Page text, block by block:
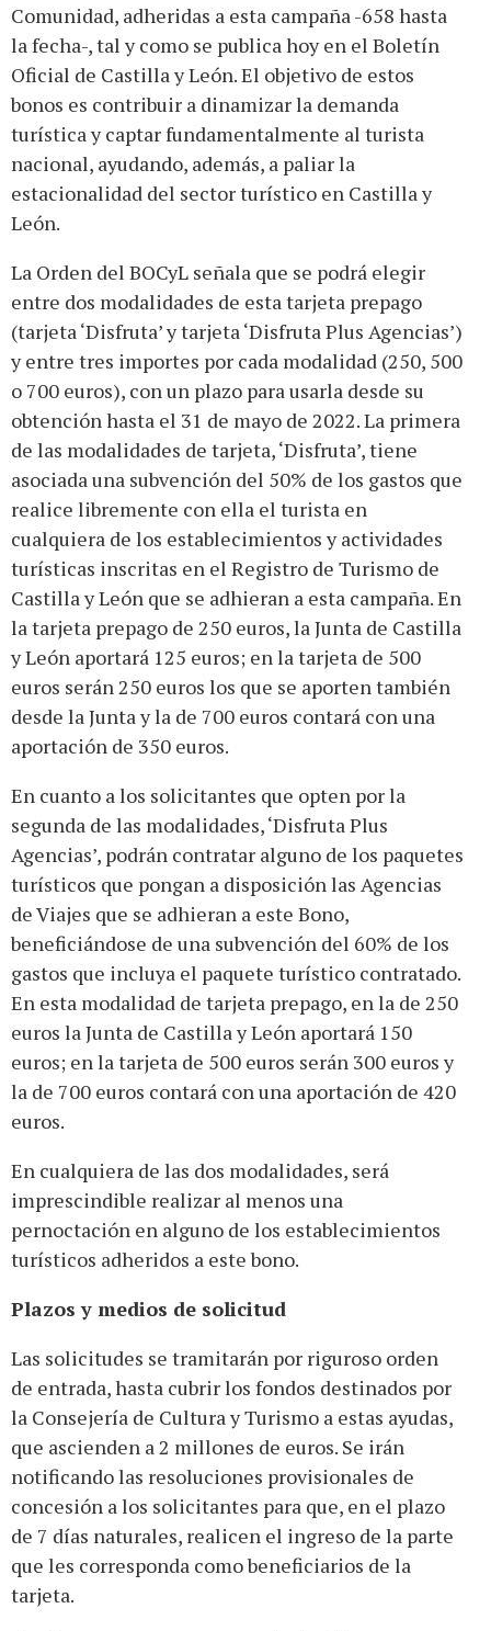
Comunidad, adheridas a esta campaña -658 hasta
la fecha-, tal y como se publica hoy en el Boletín
Oficial de Castilla y León. El objetivo de estos
bonos es contribuir a dinamizar la demanda
turística y captar fundamentalmente al turista
nacional, ayudando, además, a paliar la
estacionalidad del sector turístico en Castilla y
León.
La Orden del BOCyL señala que se podrá elegir
entre dos modalidades de esta tarjeta prepago
(tarjeta ‘Disfruta’ y tarjeta ‘Disfruta Plus Agencias’)
y entre tres importes por cada modalidad (250, 500
o 700 euros), con un plazo para usarla desde su
obtención hasta el 31 de mayo de 2022. La primera
de las modalidades de tarjeta, ‘Disfruta’, tiene
asociada una subvención del 50% de los gastos que
realice libremente con ella el turista en
cualquiera de los establecimientos y actividades
turísticas inscritas en el Registro de Turismo de
Castilla y León que se adhieran a esta campaña. En
la tarjeta prepago de 250 euros, la Junta de Castilla
y León aportará 125 euros; en la tarjeta de 500
euros serán 250 euros los que se aporten también
desde la Junta y la de 700 euros contará con una
aportación de 350 euros.
En cuanto a los solicitantes que opten por la
segunda de las modalidades, ‘Disfruta Plus
Agencias’, podrán contratar alguno de los paquetes
turísticos que pongan a disposición las Agencias
de Viajes que se adhieran a este Bono,
beneficiándose de una subvención del 60% de los
gastos que incluya el paquete turístico contratado.
En esta modalidad de tarjeta prepago, en la de 250
euros la Junta de Castilla y León aportará 150
euros; en la tarjeta de 500 euros serán 300 euros y
la de 700 euros contará con una aportación de 420
euros.
En cualquiera de las dos modalidades, será
imprescindible realizar al menos una
pernoctación en alguno de los establecimientos
turísticos adheridos a este bono.
Plazos y medios de solicitud
Las solicitudes se tramitarán por riguroso orden
de entrada, hasta cubrir los fondos destinados por
la Consejería de Cultura y Turismo a estas ayudas,
que ascienden a 2 millones de euros. Se irán
notificando las resoluciones provisionales de
concesión a los solicitantes para que, en el plazo
de 7 días naturales, realicen el ingreso de la parte
que les corresponda como beneficiarios de la
tarjeta.